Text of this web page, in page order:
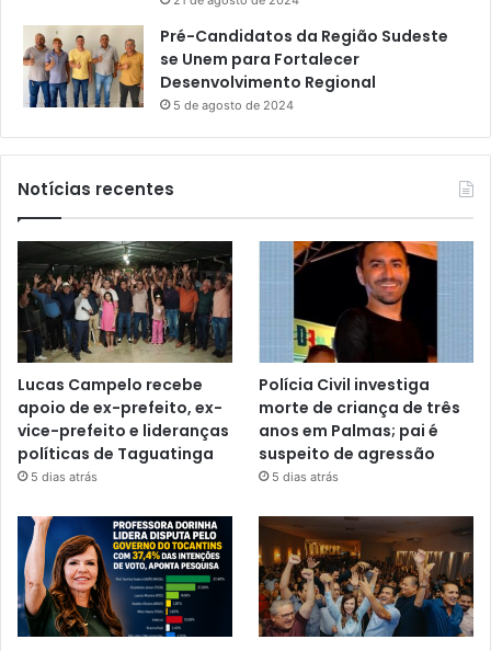
Pré-Candidatos da Região Sudeste
se Unem para Fortalecer
Desenvolvimento Regional
5 de agosto de 2024
Notícias recentes
Lucas Campelo recebe
apoio de ex-prefeito, ex-
vice-prefeito e lideranças
políticas de Taguatinga
5 dias atrás
Polícia Civil investiga
morte de criança de três
anos em Palmas; pai é
suspeito de agressão
5 dias atrás